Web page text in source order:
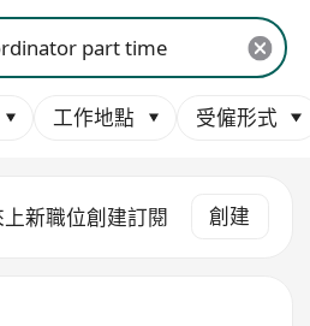
工作地點 受僱形式
新職位創建訂閱 創建